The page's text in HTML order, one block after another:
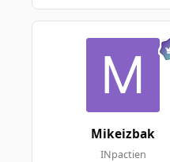
Mikeizbak
INpactien